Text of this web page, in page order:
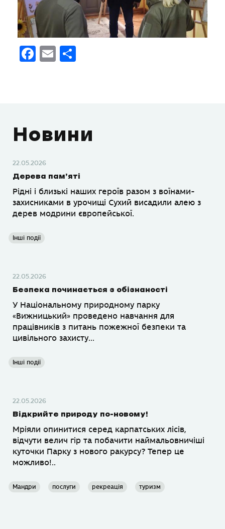
Facebook
Email
Новини
22.05.2026
Дерева пам’яті
Рідні і близькі наших героїв разом з воїнами-
захисниками в урочищі Сухий висадили алею з
дерев модрини європейської.
Інші події
22.05.2026
Безпека починається з обізнаності
У Національному природному парку
«Вижницький» проведено навчання для
працівників з питань пожежної безпеки та
цивільного захисту...
Інші події
22.05.2026
Відкрийте природу по-новому!
Мріяли опинитися серед карпатських лісів,
відчути велич гір та побачити наймальовничіші
куточки Парку з нового ракурсу? Тепер це
можливо!..
Мандри послуги рекреація туризм